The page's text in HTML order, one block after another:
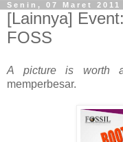
Senin, 07 Maret 2011
[Lainnya]
FOSS
A picture is worth
memperbesar.